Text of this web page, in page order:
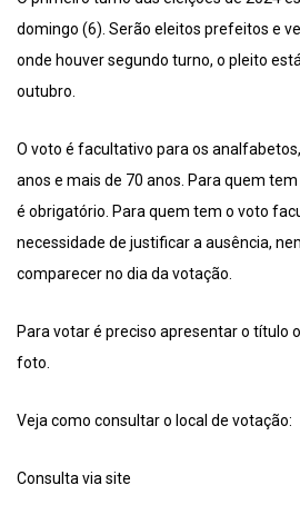
domingo (6). Serão eleitos prefeitos e
onde houver segundo turno, o pleito
outubro.
O voto é facultativo para os
anos e mais de 70 anos. Para quem
é obrigatório. Para quem tem o voto
necessidade de justificar a ausência,
comparecer no dia da votação.
Para votar é preciso apresentar o título
foto.
Veja como consultar o local de votação:
Consulta via site